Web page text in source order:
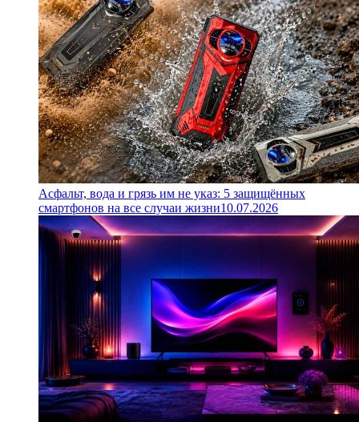
Асфальт, вода и грязь им не указ: 5 защищённых
смартфонов на все случаи жизни10.07.2026